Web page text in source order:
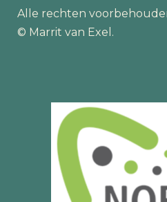
Alle rechten
© Marrit van Exel.